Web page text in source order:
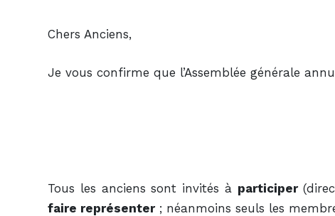
Chers Anciens,
Je vous confirme que l’Assemblée générale
Tous les anciens sont invités à participer
faire représenter; néanmoins seuls les